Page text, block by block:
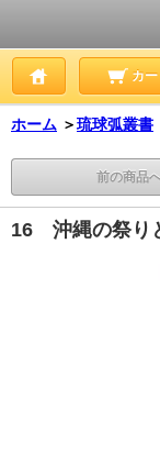
カー
ホーム ＞琉球弧叢書
前の商品
16 沖縄の祭り